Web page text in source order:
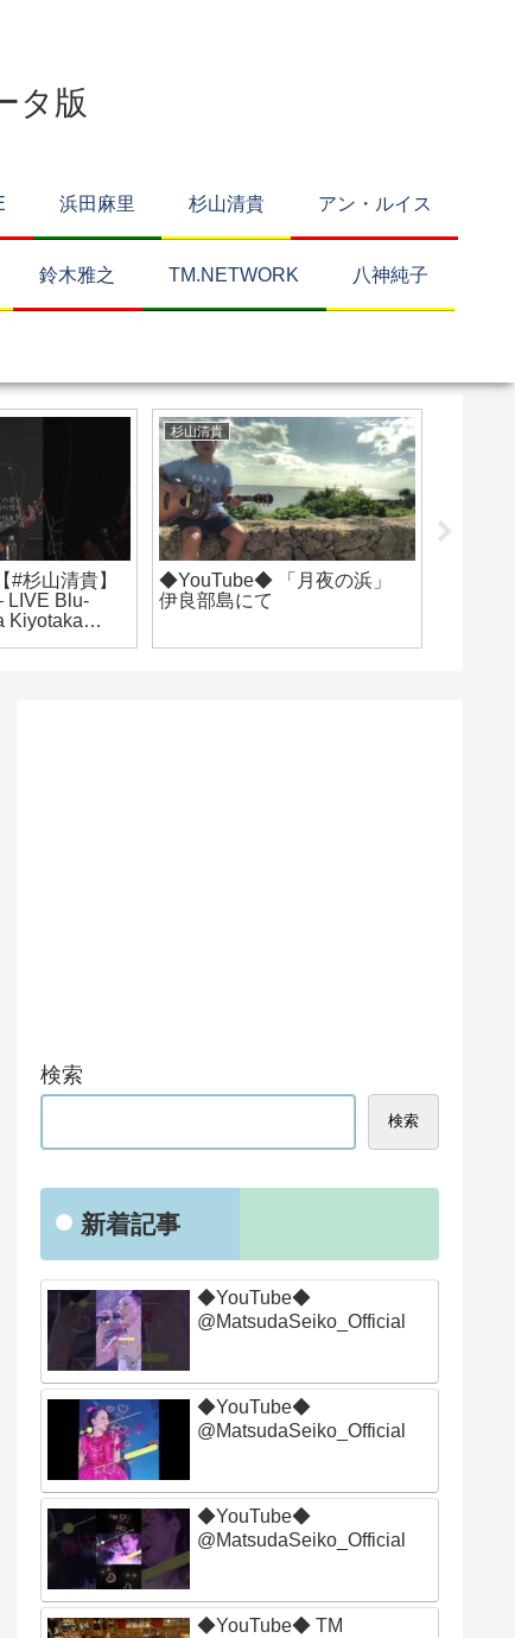
タ版
浜田麻里 杉山清貴 アン・ルイス
鈴木雅之 TM.NETWORK 八神純子
MVが800万回再
「DOMINANCE」
中森明菜
◆YouTube◆ #MensajeroHal
検索
検索
新着記事
◆YouTube◆
@MatsudaSeiko_Official
◆YouTube◆
@MatsudaSeiko_Official
◆YouTube◆
@MatsudaSeiko_Official
◆YouTube◆ TM